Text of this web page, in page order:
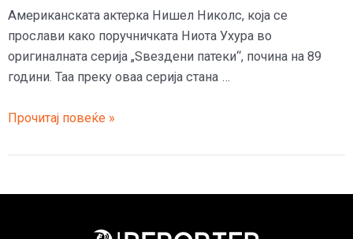
Американската актерка Нишел Николс, која се
прослави како поручничката Ниота Ухура во
оригиналната серија „Ѕвездени патеки“, почина на 89
години. Таа преку оваа серија стана …
Почина
Нишел
легендарната
Прочитај повеќе »